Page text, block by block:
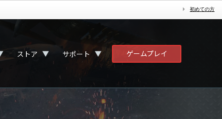
初めての方
ストア ▼ サポート ▼ ゲームプレイ